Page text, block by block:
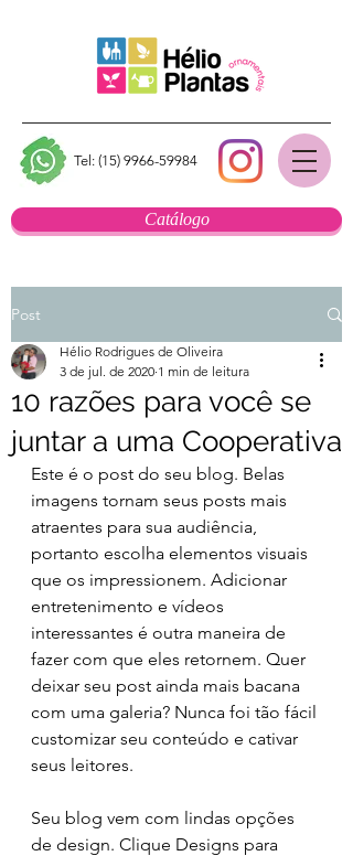
Tel: (15) 9966-59984
Catálogo
Post
10 razões para você se
juntar a uma Cooperativa
Hélio Rodrigues de Oliveira
3 de jul. de 2020 1 min de leitura
Este é o post do seu blog. Belas
imagens tornam seus posts mais
atraentes para sua audiência,
portanto escolha elementos visuais
que os impressionem. Adicionar
entretenimento e vídeos
interessantes é outra maneira de
fazer com que eles retornem. Quer
deixar seu post ainda mais bacana
com uma galeria? Nunca foi tão fácil
customizar seu conteúdo e cativar
seus leitores.
Seu blog vem com lindas opções
de design. Clique Designs para